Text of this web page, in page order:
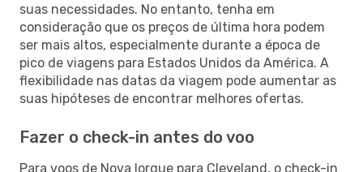
suas necessidades. No entanto, tenha em
consideração que os preços de última hora podem
ser mais altos, especialmente durante a época de
pico de viagens para Estados Unidos da América. A
flexibilidade nas datas da viagem pode aumentar as
suas hipóteses de encontrar melhores ofertas.
Fazer o check-in antes do voo
Para voos de Nova Iorque para Cleveland, o check-in